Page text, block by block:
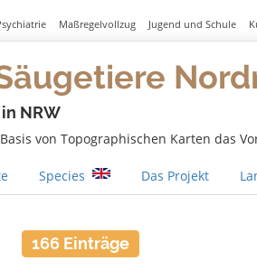
Maßregelvollzug Jugend und Schule
NRW
von Topographischen Karten das
Species Das Projekt
166 Einträge